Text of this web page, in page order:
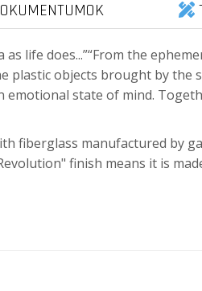
life does...”“From the
plastic objects brought by
emotional state of mind.
fiberglass manufactured by
finish means it is